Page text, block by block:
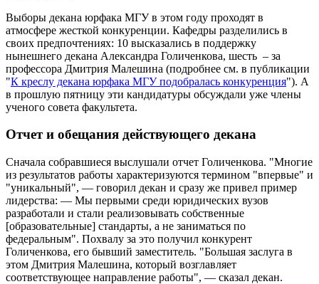
Выборы декана юрфака МГУ в этом году проходят в
атмосфере жесткой конкуренции. Кафедры разделились в
своих предпочтениях: 10 высказались в поддержку
нынешнего декана Александра Голиченкова, шесть – за
профессора Дмитрия Малешина (подробнее см. в публикации
"К креслу декана юрфака МГУ подобралась конкуренция"). А
в прошлую пятницу эти кандидатуры обсуждали уже члены
ученого совета факультета.
Отчет и обещания действующего декана
Сначала собравшиеся выслушали отчет Голиченкова. "Многие
из результатов работы характеризуются термином "впервые" и
"уникальный", — говорил декан и сразу же привел пример
лидерства: — Мы первыми среди юридических вузов
разработали и стали реализовывать собственные
[образовательные] стандарты, а не заниматься по
федеральным". Похвалу за это получил конкурент
Голиченкова, его бывший заместитель. "Большая заслуга в
этом Дмитрия Малешина, который возглавляет
соответствующее направление работы", — сказал декан.